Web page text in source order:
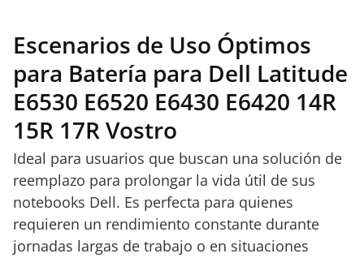
Escenarios de Uso Óptimos
para Batería para Dell Latitude
E6530 E6520 E6430 E6420 14R
15R 17R Vostro
Ideal para usuarios que buscan una solución de
reemplazo para prolongar la vida útil de sus
notebooks Dell. Es perfecta para quienes
requieren un rendimiento constante durante
jornadas largas de trabajo o en situaciones